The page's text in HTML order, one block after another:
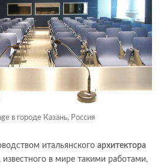
в городе Казань, Россия
итальянского архитектора
в мире такими работами,